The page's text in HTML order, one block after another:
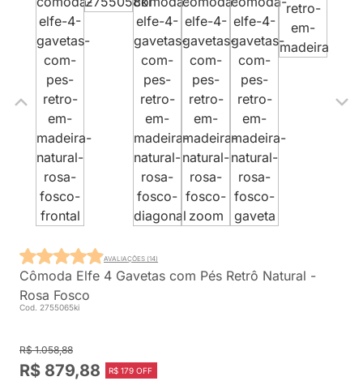
Cômoda Elfe 4 Gavetas com Pés Retrô Natural -
Rosa Fosco
Cod. 2755065ki
AVALIAÇÕES (14)
R$ 1.058,88
R$ 879,88 R$ 179 OFF